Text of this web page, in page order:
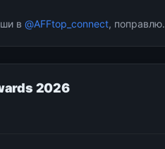
в @AFFtop_connect, поправлю.
2026